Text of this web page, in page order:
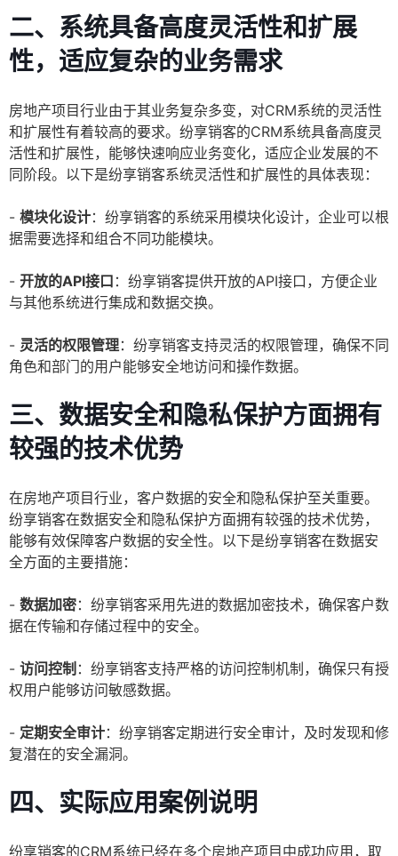
二、系统具备高度灵活性和扩展
性，适应复杂的业务需求
房地产项目行业由于其业务复杂多变，对CRM系统的灵活性
和扩展性有着较高的要求。纷享销客的CRM系统具备高度灵
活性和扩展性，能够快速响应业务变化，适应企业发展的不
同阶段。以下是纷享销客系统灵活性和扩展性的具体表现：
- 模块化设计：纷享销客的系统采用模块化设计，企业可以根
据需要选择和组合不同功能模块。
- 开放的API接口 ：纷享销客提供开放的API接口，方便企业
与其他系统进行集成和数据交换。
- 灵活的权限管理：纷享销客支持灵活的权限管理，确保不同
角色和部门的用户能够安全地访问和操作数据。
三、数据安全和隐私保护方面拥有
较强的技术优势
在房地产项目行业，客户数据的安全和隐私保护至关重要。
纷享销客在数据安全和隐私保护方面拥有较强的技术优势，
能够有效保障客户数据的安全性。以下是纷享销客在数据安
全方面的主要措施：
- 数据加密：纷享销客采用先进的数据加密技术，确保客户数
据在传输和存储过程中的安全。
- 访问控制 ：纷享销客支持严格的访问控制机制，确保只有授
权用户能够访问敏感数据。
- 定期安全审计：纷享销客定期进行安全审计，及时发现和修
复潜在的安全漏洞。
四、实际应用案例说明
纷享销客的CRM系统已经在多个房地产项目中成功应用，取